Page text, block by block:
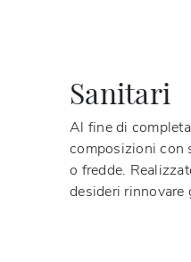
Sanitari
Al fine di
composizioni con
o fredde.
desideri rinnovare